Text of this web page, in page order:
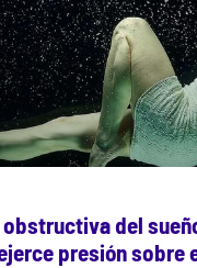
obstructiva del
presión sobre